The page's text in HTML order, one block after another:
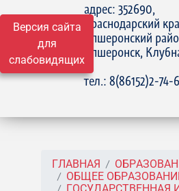
Версия сайта
для
слабовидящих
адрес: 352690,
Краснодарский
Апшеронский
Апшеронск,
15
тел.: 8(86152)2-74-
ГЛАВНАЯ
ОБЩЕЕ